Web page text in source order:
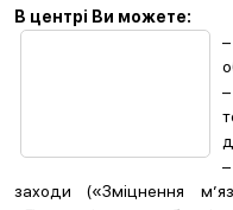
В центрі Ви можете:
заходи («Зміцнення